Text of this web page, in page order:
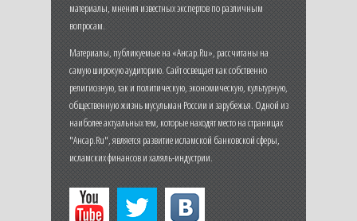
материалы, мнения известных экспертов по различным
вопросам.
Материалы, публикуемые на «Ансар.Ru», рассчитаны на
самую широкую аудиторию. Сайт освещает как собственно
религиозную, так и политическую, экономическую, культурную,
общественную жизнь мусульман России и зарубежья. Одной из
наиболее актуальных тем, которые находят место на страницах
"Ансар.Ru", является развитие исламской банковской сферы,
исламских финансов и халяль-индустрии.